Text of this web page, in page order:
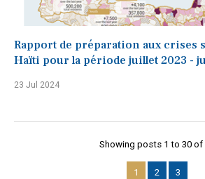
Rapport de préparation aux crises
Haïti pour la période juillet 2023 -
23 Jul 2024
Showing posts 1 to 30 of
1 2 3